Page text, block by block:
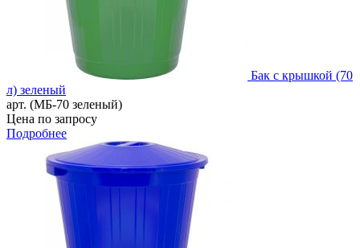
Бак с крышкой (70
л) зеленый
арт. (МБ-70 зеленый)
Цена по запросу
Подробнее